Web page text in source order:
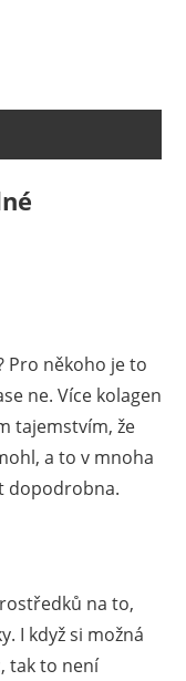
Pro někoho je to
ne. Více kolagen
tajemstvím, že
a to v mnoha
dopodrobna.
na to,
I když si možná
tak to není